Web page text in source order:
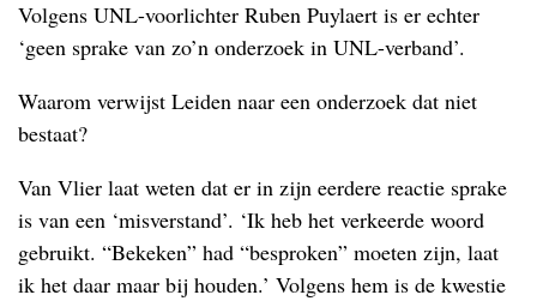
Volgens UNL-voorlichter Ruben Puylaert is er echter
‘geen sprake van zo’n onderzoek in UNL-verband’.
Waarom verwijst Leiden naar een onderzoek dat niet
bestaat?
Van Vlier laat weten dat er in zijn eerdere reactie sprake
is van een ‘misverstand’. ‘Ik heb het verkeerde woord
gebruikt. “Bekeken” had “besproken” moeten zijn, laat
ik het daar maar bij houden.’ Volgens hem is de kwestie